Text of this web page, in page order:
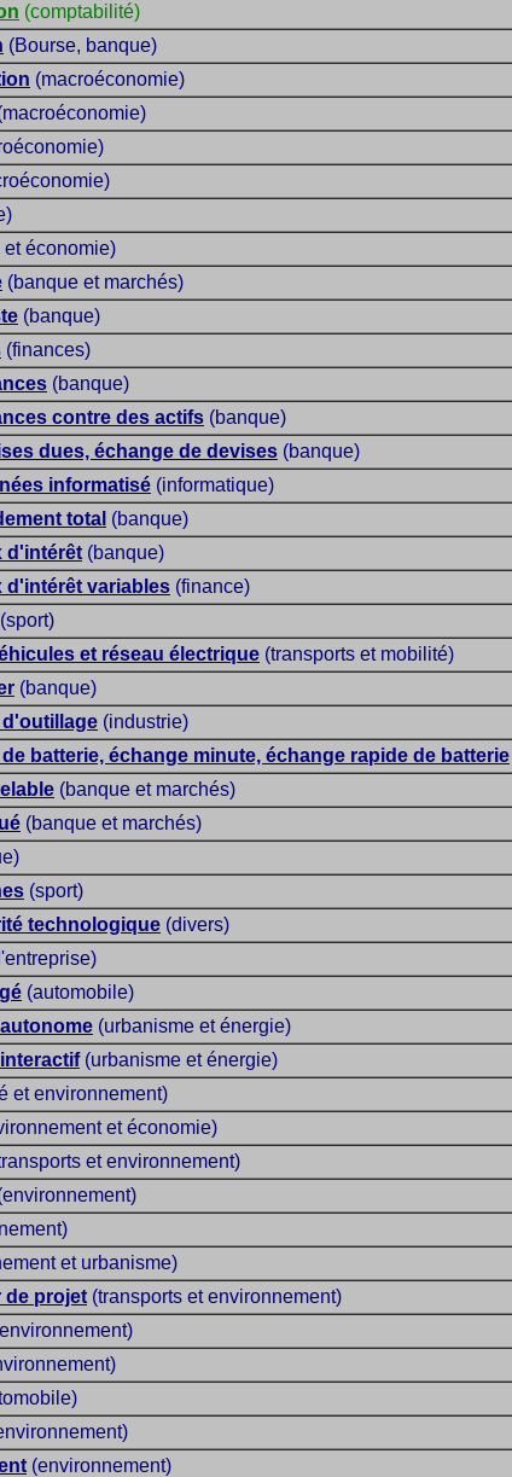
(comptabilité)
(Bourse, banque)
(macroéconomie)
et économie)
(banque et marchés)
(banque)
(finances)
(banque)
contre des actifs (banque)
dues, échange de devises (banque)
informatisé (informatique)
total (banque)
d'intérêt (banque)
d'intérêt variables (finance)
et réseau électrique (transports et mobilité)
(banque)
(industrie)
batterie, échange minute, échange rapide de batterie
(banque et marchés)
(banque et marchés)
(sport)
technologique (divers)
(automobile)
(urbanisme et énergie)
(urbanisme et énergie)
et environnement)
et économie)
et environnement)
et urbanisme)
de projet (transports et environnement)
(environnement)